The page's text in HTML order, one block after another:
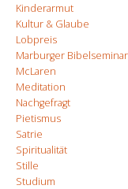
Kinderarmut
Kultur & Glaube
Lobpreis
Marburger Bibelseminar
McLaren
Meditation
Nachgefragt
Pietismus
Satrie
Spiritualität
Stille
Studium